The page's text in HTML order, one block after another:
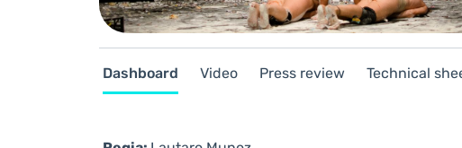
Dashboard Video Press review Technical